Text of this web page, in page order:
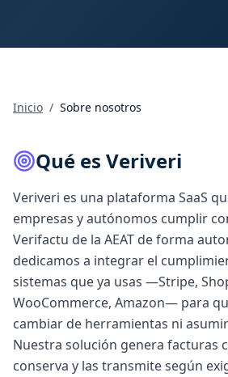
Inicio / Sobre nosotros
Qué es Veriveri
Veriveri es una plataforma SaaS
empresas y autónomos cumplir
Verifactu de la AEAT de forma
dedicamos a integrar el
sistemas que ya usas —Stripe,
WooCommerce, Amazon— para
cambiar de herramientas ni
Nuestra solución genera facturas
conserva y las transmite según